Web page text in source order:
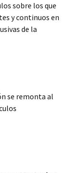
sobre los que
y continuos en
de la
se remonta al